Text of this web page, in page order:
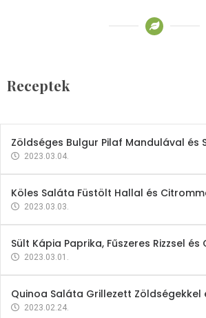
Receptek
2023.03.06.
Zöldséges Bulgur Pilaf Mandulával és
2023.03.04.
Köles Saláta Füstölt Hallal és
2023.03.03.
Sült Kápia Paprika, Fűszeres Rizzsel
2023.03.01.
Quinoa Saláta Grillezett Zöldségekkel
2023.02.24.